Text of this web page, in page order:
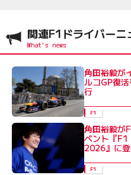
関連F1ドライバーニ
角田裕毅が
ルコGP復
行
F1
角田裕毅が
ベント『
2026』に
F1